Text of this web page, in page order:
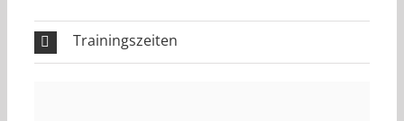
Trainingszeiten